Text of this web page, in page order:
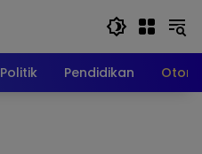
Politik Pendidikan